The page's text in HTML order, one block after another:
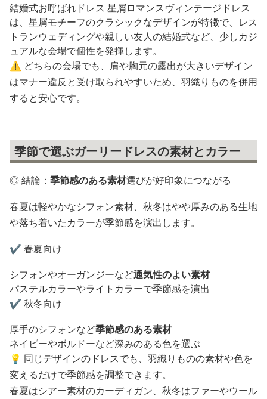
結婚式お呼ばれドレス 星屑ロマンスヴィンテージドレス
は、星屑モチーフのクラシックなデザインが特徴で、レス
トランウェディングや親しい友人の結婚式など、少しカジ
ュアルな会場で個性を発揮します。
⚠️ どちらの会場でも、肩や胸元の露出が大きいデザイン
はマナー違反と受け取られやすいため、羽織りものを併用
すると安心です。
季節で選ぶガーリードレスの素材とカラー
◎ 結論： 季節感のある素材選びが好印象につながる
春夏は軽やかなシフォン素材、秋冬はやや厚みのある生地
や落ち着いたカラーが季節感を演出します。
✔️ 春夏向け
シフォンやオーガンジーなど通気性のよい素材
パステルカラーやライトカラーで季節感を演出
✔️ 秋冬向け
厚手のシフォンなど季節感のある素材
ネイビーやボルドーなど深みのある色を選ぶ
💡 同じデザインのドレスでも、羽織りものの素材や色を
変えるだけで季節感を調整できます。
春夏はシアー素材のカーディガン、秋冬はファーやウール